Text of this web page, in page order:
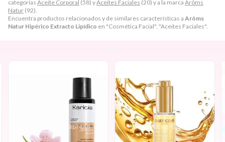
categorías Aceite Corporal (58) yAceites Faciales (20) y a la marca Arôms
Natur (92).
Encuentra productos relacionados y de similares características a Arôms
Natur Hipérico Extracto Lipídico en "Cosmética Facial", "Aceites Faciales".